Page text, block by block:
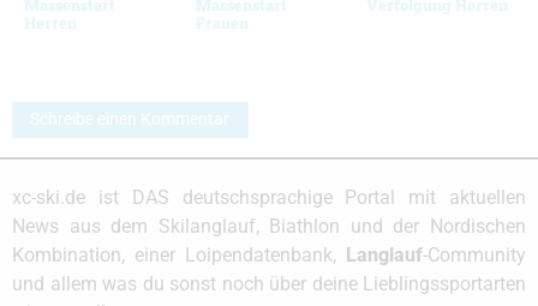
Massenstart
Herren
Massenstart
Frauen
Verfolgung Herren
Schreibe einen Kommentar
xc-ski.de ist DAS deutschsprachige Portal mit aktuellen
News aus dem Skilanglauf, Biathlon und der Nordischen
Kombination, einer Loipendatenbank,
Langlauf-Community
und allem was du sonst noch über deine Lieblingssportarten